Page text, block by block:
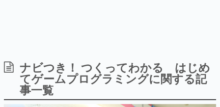
日本のコンテンツ産業やカルチャーに与えた影響を探る企
画です。
ルを網羅するほか、開発者へのインタビューや識者による
ナビつき！ つくってわかる はじめ
てゲームプログラミングに関する記
事一覧